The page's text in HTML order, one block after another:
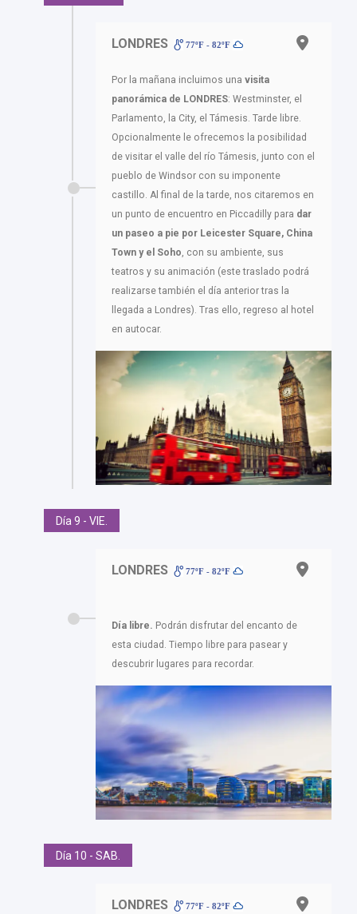
LONDRES 77ºF - 82ºF
Por la mañana incluimos una visita
panorámica de LONDRES: Westminster, el
Parlamento, la City, el Támesis. Tarde libre.
Opcionalmente le ofrecemos la posibilidad
de visitar el valle del río Támesis, junto con el
pueblo de Windsor con su imponente
castillo. Al final de la tarde, nos citaremos en
un punto de encuentro en Piccadilly para dar
un paseo a pie por Leicester Square, China
Town y el Soho, con su ambiente, sus
teatros y su animación (este traslado podrá
realizarse también el día anterior tras la
llegada a Londres). Tras ello, regreso al hotel
en autocar.
Día 9 - VIE.
LONDRES 77ºF - 82ºF
Día libre. Podrán disfrutar del encanto de
esta ciudad. Tiempo libre para pasear y
descubrir lugares para recordar.
Día 10 - SAB.
LONDRES 77ºF - 82ºF